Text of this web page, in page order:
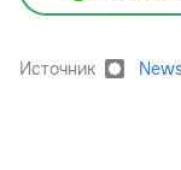
Источник